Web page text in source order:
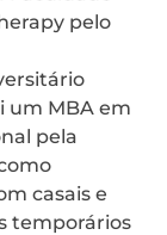
pelo
um MBA em
pela
casais e
temporários